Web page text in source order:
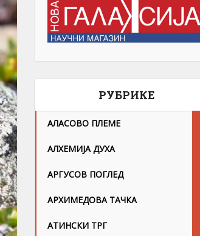
РУБРИКЕ
АЛАСОВО ПЛЕМЕ
АЛХЕМИЈА ДУХА
АРГУСОВ ПОГЛЕД
АРХИМЕДОВА ТАЧКА
АТИНСКИ ТРГ